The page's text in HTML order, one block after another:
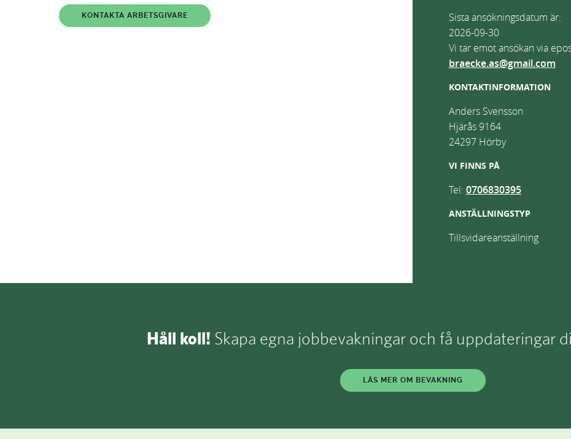
KONTAKTA ARBETSGIVARE
Sista ansökningsdatum är:
2026-09-30
Vi tar emot ansökan via
braecke.as@gmail.com
KONTAKTINFORMATION
Anders Svensson
Hjärås 9164
24297 Hörby
VI FINNS PÅ
Tel: 0706830395
ANSTÄLLNINGSTYP
Tillsvidareanställning
Håll koll! Skapa egna jobbevakningar och få uppdateringar
LÄS MER OM BEVAKNING